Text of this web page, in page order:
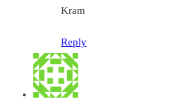
Kram
Reply